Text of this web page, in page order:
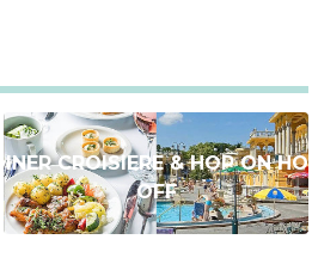
DINER CROISIERE & HOP ON HOP
OFF